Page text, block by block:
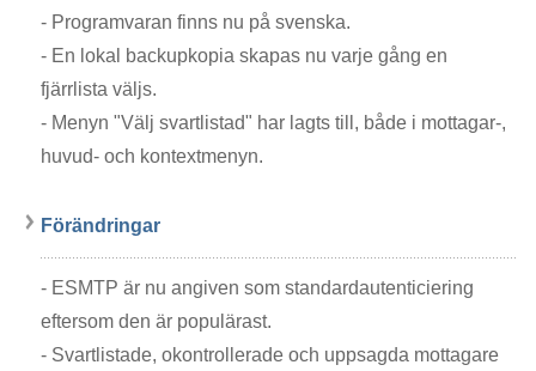
- Programvaran finns nu på svenska.
- En lokal backupkopia skapas nu varje gång en
fjärrlista väljs.
- Menyn "Välj svartlistad" har lagts till, både i mottagar-,
huvud- och kontextmenyn.
Förändringar
- ESMTP är nu angiven som standardautenticiering
eftersom den är populärast.
- Svartlistade, okontrollerade och uppsagda mottagare